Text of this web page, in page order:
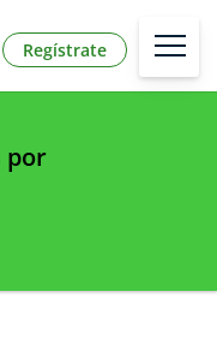
Regístrate
por